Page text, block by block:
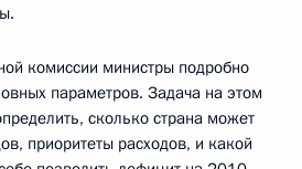
комиссии министры подробно
параметров. Задача на этом
сколько страна может
приоритеты расходов, и какой